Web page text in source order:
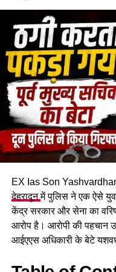
आरोप है कि विवाद के दौरान
पिस्टल से फायर कर दिया।
होकर जमीन पर गिर पड़े और
की आवाज सुनते ही आसपास
सूचना दी।
EX Ias Son
देहरादूनमें पुलिस ने एक ऐसे
केंद्र सरकार और सेना का
आरोप है। आरोपी की पहचान
आईएएस अधिकारी के बेटे